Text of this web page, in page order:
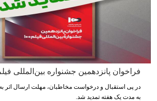
فراخوان پانزدهمین جشنواره بین‌المللی فیلم ۱۰۰ تمدید
به مدت یک هفته تمدید شد.